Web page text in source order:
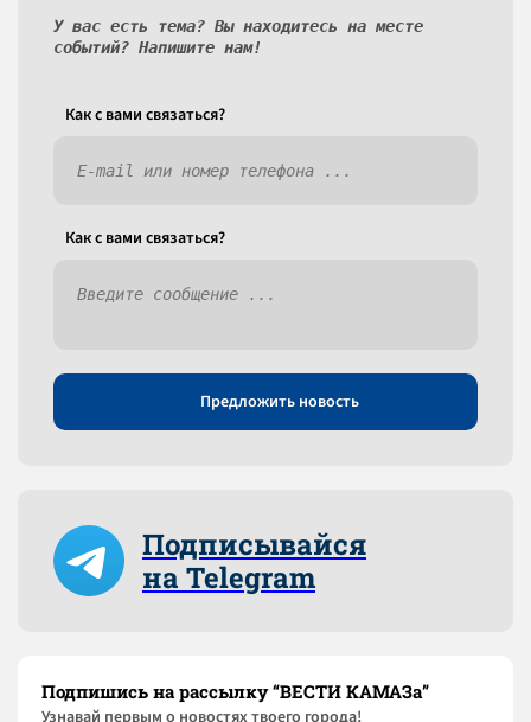
У вас есть тема? Вы находитесь на месте
событий? Напишите нам!
Как c вами связаться?
Как c вами связаться?
Предложить новость
Подписывайся
на Telegram
Подпишись на рассылку “ВЕСТИ КАМАЗа”
Узнaвай первым о новостях твоего города!